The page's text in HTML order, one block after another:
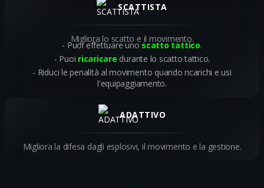
SCATTISTA
Migliora lo scatto e il movimento.
Puoi effettuare unoscatto tattico.
Puoi ricaricare durante lo scatto tattico.
Riduci le penalità al movimento quando ricarichi e usi
l'equipaggiamento.
ADATTIVO
Migliora la difesa dagli esplosivi, il movimento e la gestione.